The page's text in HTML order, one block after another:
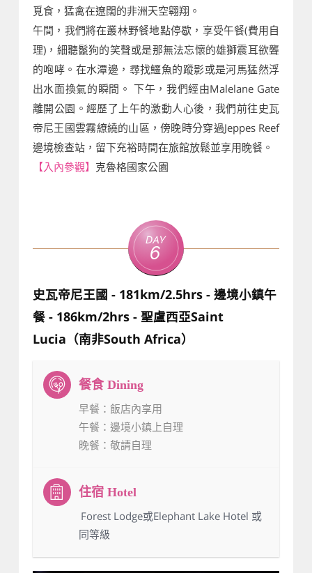
覓食，猛禽在遼闊的非洲天空翱翔。
午間，我們將在叢林野餐地點停歇，享受午餐(費用自
理)，細聽鬣狗的笑聲或是那無法忘懷的雄獅震耳欲聾
的咆哮。在水潭邊，尋找鱷魚的蹤影或是河馬猛然浮
出水面換氣的瞬間。 下午，我們經由Malelane Gate
離開公園。經歷了上午的激動人心後，我們前往史瓦
帝尼王國雲霧繚繞的山區，傍晚時分穿過Jeppes Reef
邊境檢查站，留下充裕時間在旅館放鬆並享用晚餐。
【入內參觀】 克魯格國家公園
Day
6
史瓦帝尼王國 - 181km/2.5hrs - 邊境小鎮午
餐 - 186km/2hrs - 聖盧西亞Saint
Lucia（南非South Africa）
早餐 ：飯店內享用
午餐 ：邊境小鎮上自理
晚餐 ：敬請自理
：Forest Lodge或Elephant Lake Hotel 或
同等級